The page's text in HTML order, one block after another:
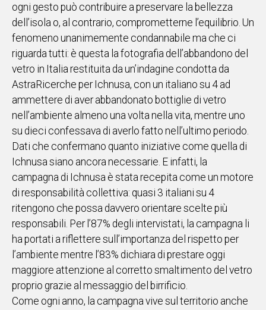
ogni gesto può contribuire a preservare la bellezza
dell’isola o, al contrario, comprometterne l’equilibrio. Un
fenomeno unanimemente condannabile ma che ci
riguarda tutti: è questa la fotografia dell’abbandono del
vetro in Italia restituita da un’indagine condotta da
AstraRicerche per Ichnusa, con un italiano su 4 ad
ammettere di aver abbandonato bottiglie di vetro
nell’ambiente almeno una volta nella vita, mentre uno
su dieci confessava di averlo fatto nell’ultimo periodo.
Dati che confermano quanto iniziative come quella di
Ichnusa siano ancora necessarie. E infatti, la
campagna di Ichnusa è stata recepita come un motore
di responsabilità collettiva: quasi 3 italiani su 4
ritengono che possa davvero orientare scelte più
responsabili. Per l’87% degli intervistati, la campagna li
ha portati a riflettere sull’importanza del rispetto per
l’ambiente mentre l’83% dichiara di prestare oggi
maggiore attenzione al corretto smaltimento del vetro
proprio grazie al messaggio del birrificio.
Come ogni anno, la campagna vive sul territorio anche